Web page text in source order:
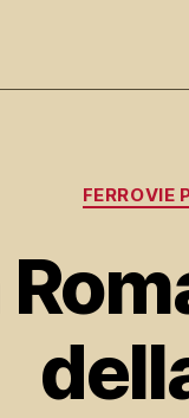
FERROVIE